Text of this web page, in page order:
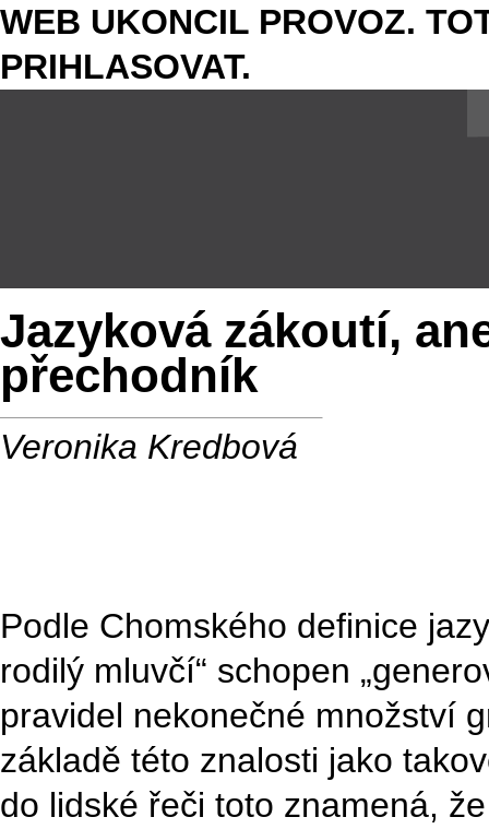
WEB UKONCIL PROVOZ.
PRIHLASOVAT.
Jazyková zákoutí,
přechodník
Veronika Kredbová
Podle Chomského definice
rodilý mluvčí“ schopen
pravidel nekonečné množství
základě této znalosti jako
do lidské řeči toto znamená,